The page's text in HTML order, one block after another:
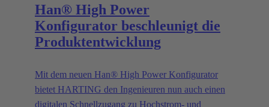
Han® High Power
Konfigurator beschleunigt die
Produktentwicklung
Mit dem neuen Han® High Power Konfigurator
bietet HARTING den Ingenieuren nun auch einen
digitalen Schnellzugang zu Hochstrom- und